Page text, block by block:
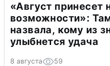
«Август принесет
возможности»:
назвала, кому из
улыбнется удача
8 августа 59